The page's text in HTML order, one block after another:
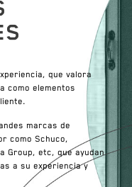
que valora
como elementos
marcas de
como Schuco,
Group, etc, que ayudan
a su experiencia y